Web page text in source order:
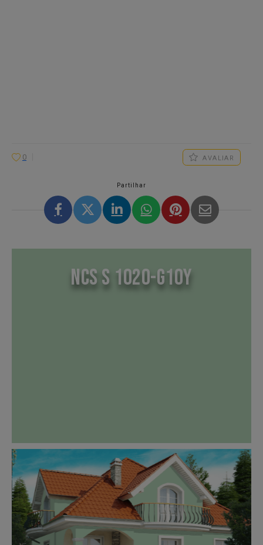
0 AVALIAR
Partilhar
NCS S 1020-G10Y